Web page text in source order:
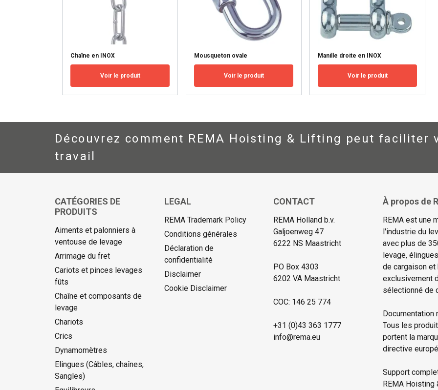
Chaîne en INOX
Voir le produit
Mousqueton ovale
Voir le produit
Manille droite en INOX
Voir le produit
Découvrez comment REMA Hoisting & Lifting peut faciliter
travail
CATÉGORIES DE
PRODUITS
Aiments et palonniers à
ventouse de levage
Arrimage du fret
Cariots et pinces levages
fûts
Chaîne et composants de
levage
Chariots
Crics
Dynamomètres
Elingues (Câbles, chaînes,
Sangles)
LEGAL
REMA Trademark Policy
Conditions générales
Déclaration de
confidentialité
Disclaimer
Cookie Disclaimer
CONTACT
REMA Holland b.v.
Galjoenweg 47
6222 NS Maastricht
PO Box 4303
6202 VA Maastricht
COC: 146 25 774
+31 (0)43 363 1777
info@rema.eu
À propos de
REMA est une
l'industrie du
avec plus de
levage,
de cargaison
exclusivement
sélectionné de
Tous les
portent la
directive
Support
REMA
REFUSER TOUT
AFFICHER LES DÉTAILS